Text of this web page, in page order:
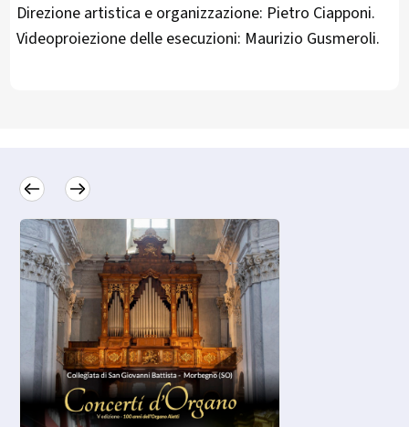
Direzione artistica e organizzazione: Pietro Ciapponi.
Videoproiezione delle esecuzioni: Maurizio Gusmeroli.